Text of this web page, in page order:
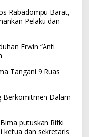
Rabadompu Barat,
Pelaku dan
Erwin “Anti
Tangani 9 Ruas
Berkomitmen Dalam
putuskan Rifki
ketua dan sekretaris